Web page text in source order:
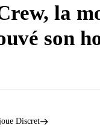
la
son
Discret